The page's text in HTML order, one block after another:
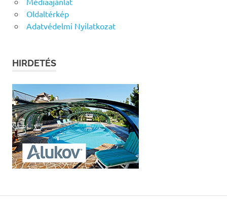
Oldaltérkép
Adatvédelmi Nyilatkozat
HIRDETÉS